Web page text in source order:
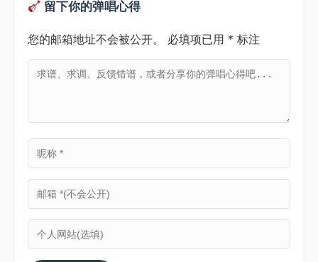
留下你的弹唱心得
您的邮箱地址不会被公开。 必填项已用 * 标注